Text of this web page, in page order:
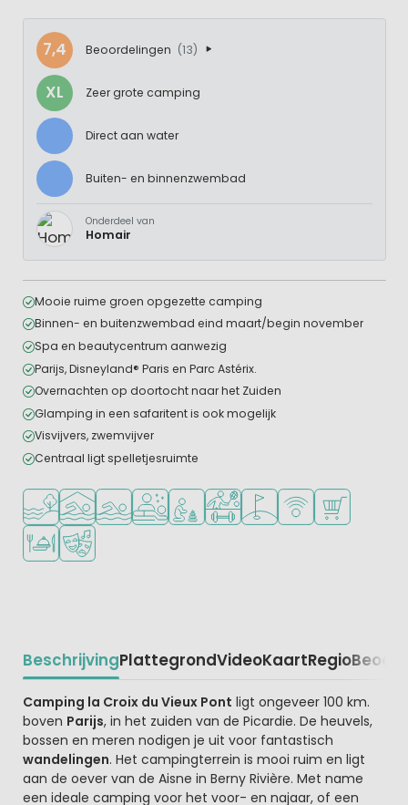
7,4 Beoordelingen (13)
XL Zeer grote camping
Direct aan water
Buiten- en binnenzwembad
Onderdeel van
Homair
Mooie ruime groen opgezette camping
Binnen- en buitenzwembad eind maart/begin november
Spa en beautycentrum aanwezig
Parijs, Disneyland® Paris en Parc Astérix.
Overnachten op doortocht naar het Zuiden
Glamping in een safaritent is ook mogelijk
Visvijvers, zwemvijver
Centraal ligt spelletjesruimte
Ligt bij het water
Overdekt zwembad
Openlucht zwembad
Wellnessfaciliteiten
Aanbevolen voor jonge kinderen
Veel mogelijkheden om te
Golfbaan in de buurt
WiFi beschikbaar
Restaurant of pizzeria
Animatieprogramma
BeschrijvingPlattegrondVideoKaartRegio
Beschrijving
Camping la Croix du Vieux Pont ligt ongeveer 100 km.
boven Parijs, in het zuiden van de Picardie. De heuvels,
bossen en meren nodigen je uit voor fantastisch
wandelingen. Het campingterrein is mooi ruim en ligt
aan de oever van de Aisne in Berny Rivière. Met name
een ideale camping voor het voor- en najaar, of een